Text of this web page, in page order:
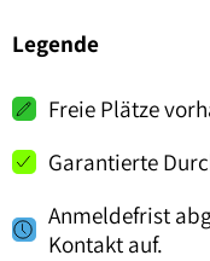
Legende
Freie Plätze
Garantierte
Anmeldefrist
Kontakt auf.